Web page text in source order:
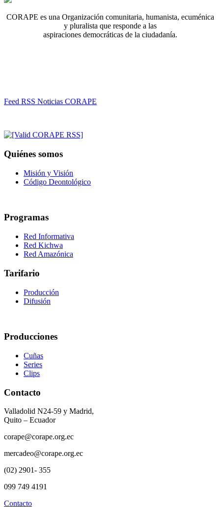
CORAPE es una Organización comunitaria, humanista, ecuménica
y pluralista que responde a las
aspiraciones democráticas de la ciudadanía.
Feed RSS Noticias CORAPE
Quiénes somos
Misión y Visión
Código Deontológico
Programas
Red Informativa
Red Kichwa
Red Amazónica
Tarifario
Producción
Difusión
Producciones
Cuñas
Series
Clips
Contacto
Valladolid N24-59 y Madrid,
Quito – Ecuador
corape@corape.org.ec
mercadeo@corape.org.ec
(02) 2901- 355
099 749 4191
Contacto